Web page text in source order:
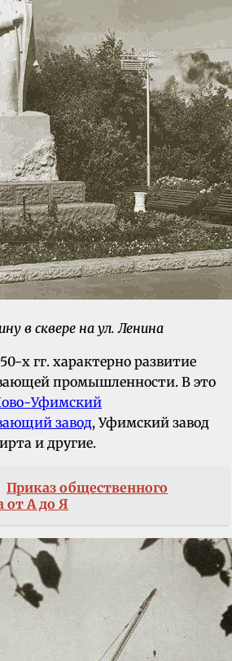
в сквере на ул. Ленина
х гг. характерно развитие
промышленности. В это
Уфимский
завод, Уфимский завод
и другие.
Приказ общественного
от А до Я